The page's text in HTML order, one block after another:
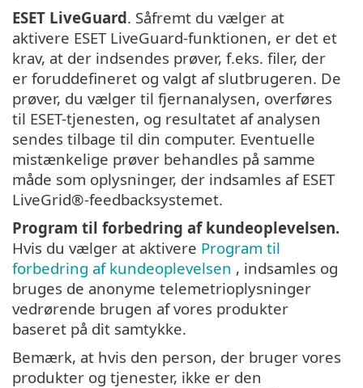
ESET LiveGuard. Såfremt du vælger at
aktivere ESET LiveGuard-funktionen, er det et
krav, at der indsendes prøver, f.eks. filer, der
er foruddefineret og valgt af slutbrugeren. De
prøver, du vælger til fjernanalysen, overføres
til ESET-tjenesten, og resultatet af analysen
sendes tilbage til din computer. Eventuelle
mistænkelige prøver behandles på samme
måde som oplysninger, der indsamles af ESET
LiveGrid®-feedbacksystemet.
Program til forbedring af kundeoplevelsen.
Hvis du vælger at aktivere Program til
forbedring af kundeoplevelsen , indsamles og
bruges de anonyme telemetrioplysninger
vedrørende brugen af vores produkter
baseret på dit samtykke.
Bemærk, at hvis den person, der bruger vores
produkter og tjenester, ikke er den